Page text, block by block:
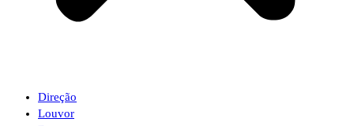
Direção
Louvor